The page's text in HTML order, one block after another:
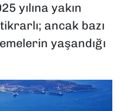
yılına yakın
ancak bazı
yaşandığı